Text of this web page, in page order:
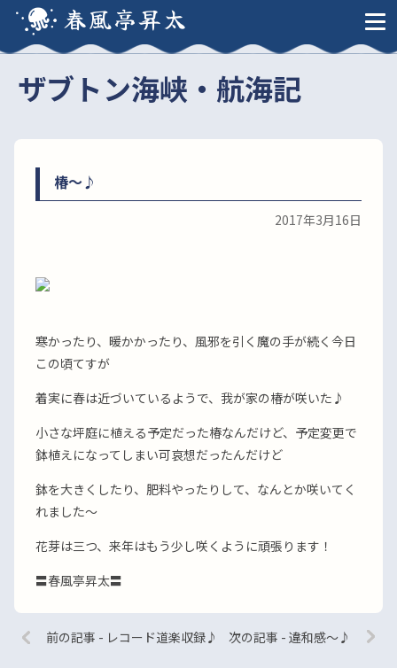
春風亭昇太
ザブトン海峡・航海記
椿〜♪
2017年3月16日
寒かったり、暖かかったり、風邪を引く魔の手が続く今日
この頃てすが
着実に春は近づいているようで、我が家の椿が咲いた♪
小さな坪庭に植える予定だった椿なんだけど、予定変更で
鉢植えになってしまい可哀想だったんだけど
鉢を大きくしたり、肥料やったりして、なんとか咲いてく
れました〜
花芽は三つ、来年はもう少し咲くように頑張ります！
〓春風亭昇太〓
前の記事 - レコード道楽収録♪ 次の記事 - 違和感〜♪